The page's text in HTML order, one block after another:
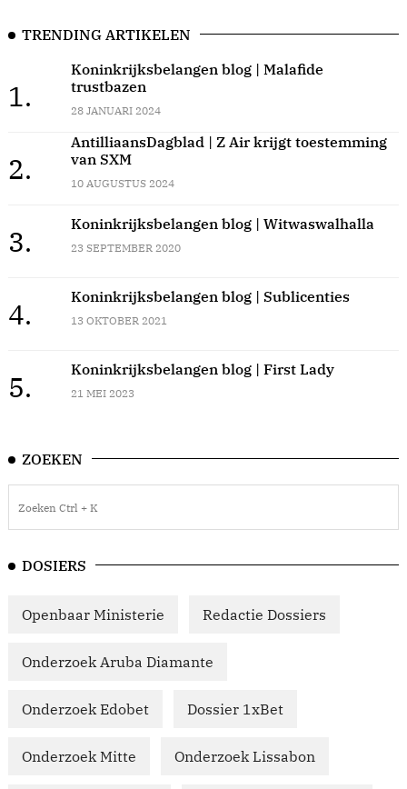
TRENDING ARTIKELEN
1.
Koninkrijksbelangen blog | Malafide
trustbazen
28 JANUARI 2024
2.
AntilliaansDagblad | Z Air krijgt toestemming
van SXM
10 AUGUSTUS 2024
3.
Koninkrijksbelangen blog | Witwaswalhalla
23 SEPTEMBER 2020
4.
Koninkrijksbelangen blog | Sublicenties
13 OKTOBER 2021
5.
Koninkrijksbelangen blog | First Lady
21 MEI 2023
ZOEKEN
DOSIERS
Openbaar Ministerie Redactie Dossiers
Onderzoek Aruba Diamante
Onderzoek Edobet Dossier 1xBet
Onderzoek Mitte Onderzoek Lissabon